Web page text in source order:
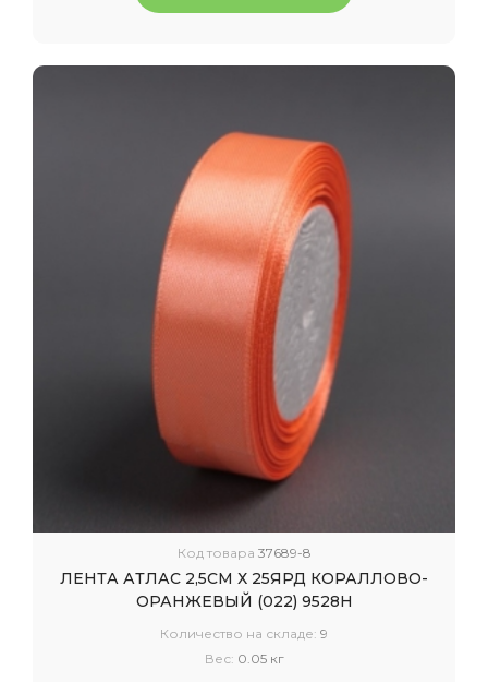
Код товара 37689-8
ЛЕНТА АТЛАС 2,5СМ Х 25ЯРД КОРАЛЛОВО-
ОРАНЖЕВЫЙ (022) 9528Н
Количество на складе: 9
Вес: 0.05 кг